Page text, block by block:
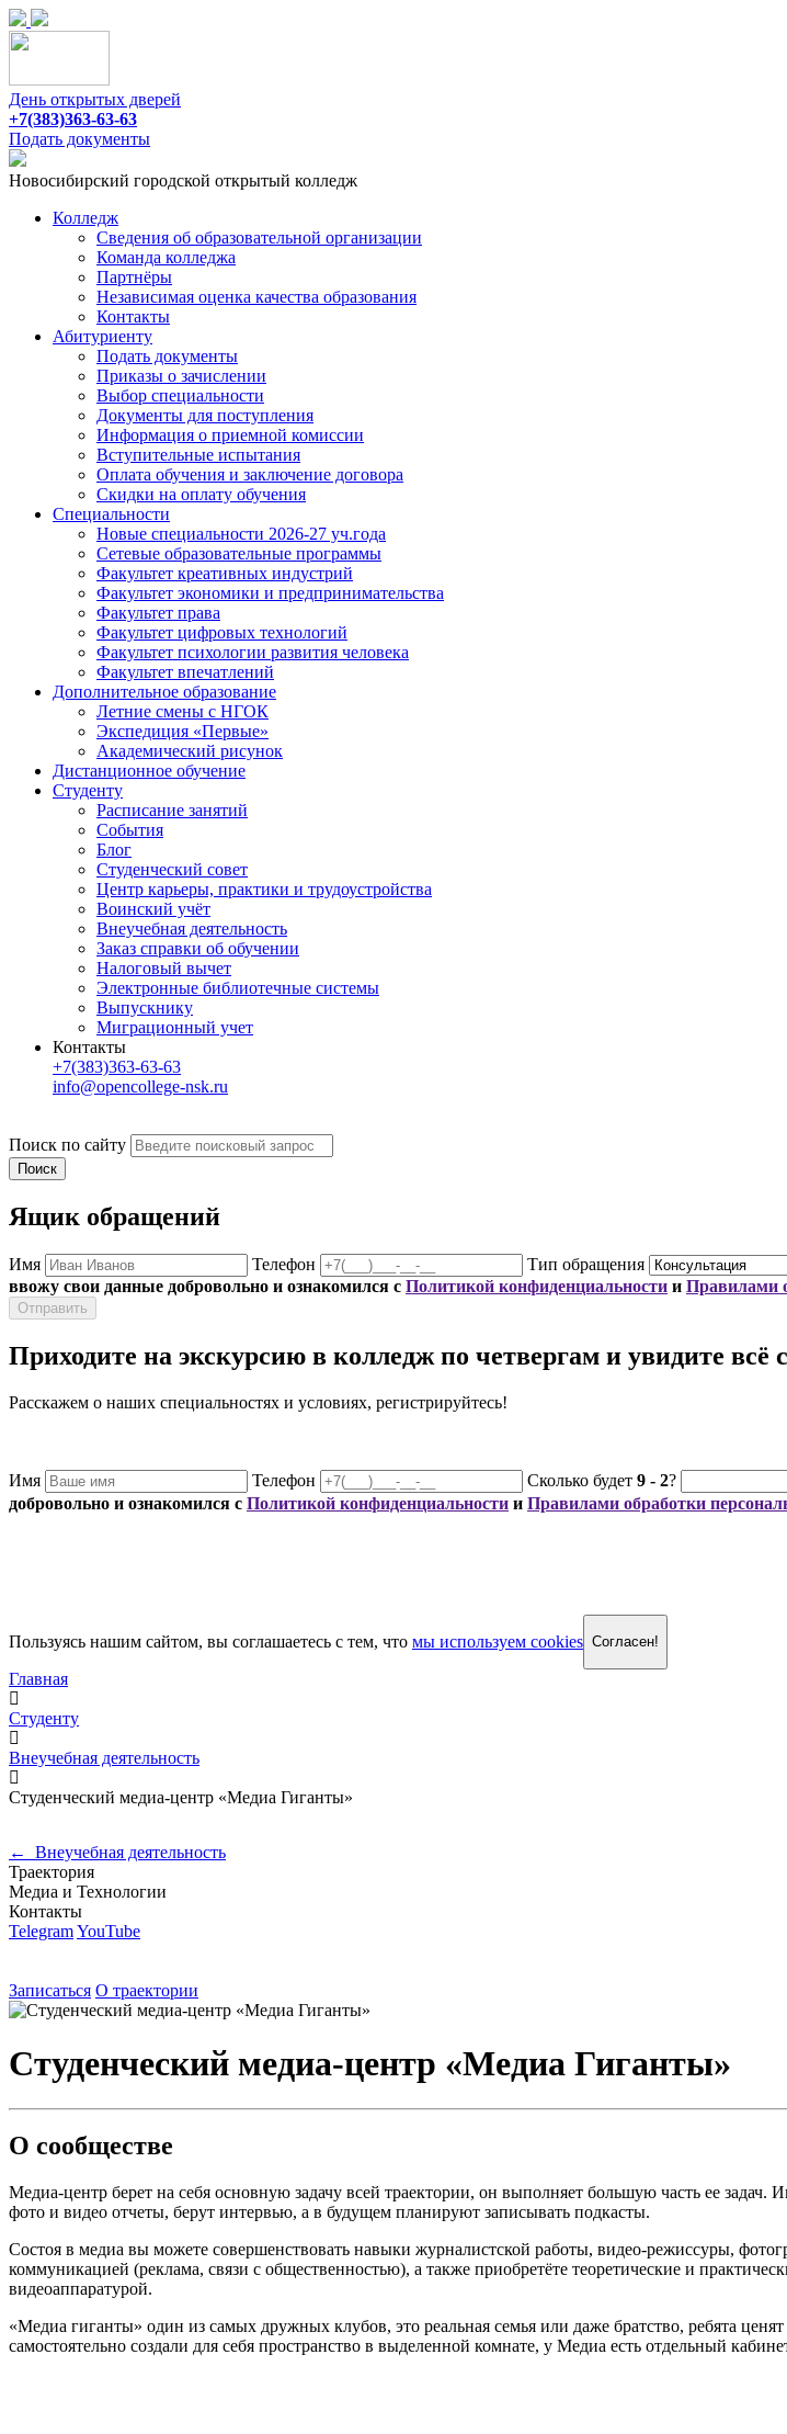
День открытых дверей
+7(383)363-63-63
Подать документы
Новосибирский городской открытый колледж
Колледж
Сведения об образовательной организации
Команда колледжа
Партнёры
Независимая оценка качества образования
Контакты
Абитуриенту
Подать документы
Приказы о зачислении
Выбор специальности
Документы для поступления
Информация о приемной комиссии
Вступительные испытания
Оплата обучения и заключение договора
Cкидки на оплату обучения
Специальности
Новые специальности 2026-27 уч.года
Сетевые образовательные программы
Факультет креативных индустрий
Факультет экономики и предпринимательства
Факультет права
Факультет цифровых технологий
Факультет психологии развития человека
Факультет впечатлений
Дополнительное образование
Летние смены с НГОК
Экспедиция «Первые»
Академический рисунок
Дистанционное обучение
Студенту
Расписание занятий
События
Блог
Студенческий совет
Центр карьеры, практики и трудоустройства
Воинский учёт
Внеучебная деятельность
Заказ справки об обучении
Налоговый вычет
Электронные библиотечные системы
Выпускнику
Миграционный учет
Контакты
+7(383)363-63-63
info@opencollege-nsk.ru
Поиск по сайту
Ящик обращений
Имя Телефон Тип обращения
ввожу свои данные добровольно и ознакомился с Политикой конфиденциальности и Правилами
Приходите на экскурсию в колледж по четвергам и увидите всё
Расскажем о наших специальностях и условиях, регистрируйтесь!
Имя Телефон Сколько будет 9 - 2?
добровольно и ознакомился с Политикой конфиденциальности и Правилами обработки
Пользуясь нашим сайтом, вы соглашаетесь с тем, что мы используем cookies Согласен!
Главная
Студенту
Внеучебная деятельность
Студенческий медиа-центр «Медиа Гиганты»
← Внеучебная деятельность
Траектория
Медиа и Технологии
Контакты
TelegramYouTube
Записаться О траектории
Студенческий медиа-центр «Медиа Гиганты»
О сообществе
Медиа-центр берет на себя основную задачу всей траектории, он выполняет большую часть ее
фото и видео отчеты, берут интервью, а в будущем планируют записывать подкасты.
Состоя в медиа вы можете совершенствовать навыки журналистской работы, видео-режиссуры,
коммуникацией (реклама, связи с общественностью), а также приобретёте теоретические и
видеоаппаратурой.
«Медиа гиганты» один из самых дружных клубов, это реальная семья или даже братство, ребята
самостоятельно создали для себя пространство в выделенной комнате, у Медиа есть отдельный